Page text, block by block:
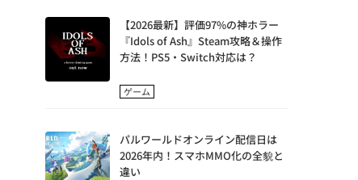
【2026最新】評価97%の神ホラー
『Idols of Ash』Steam攻略＆操作
方法！PS5・Switch対応は？
ゲーム
パルワールドオンライン配信日は
2026年内！スマホMMO化の全貌と
違い